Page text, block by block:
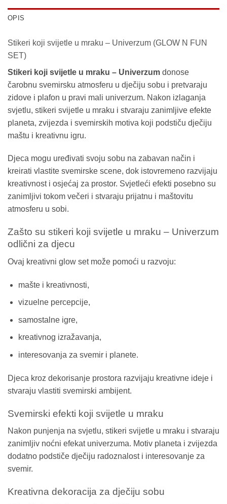
OPIS
Stikeri koji svijetle u mraku – Univerzum (GLOW N FUN
SET)
Stikeri koji svijetle u mraku – Univerzum donose
čarobnu svemirsku atmosferu u dječiju sobu i pretvaraju
zidove i plafon u pravi mali univerzum. Nakon izlaganja
svjetlu, stikeri svijetle u mraku i stvaraju zanimljive efekte
planeta, zvijezda i svemirskih motiva koji podstiču dječiju
maštu i kreativnu igru.
Djeca mogu uređivati svoju sobu na zabavan način i
kreirati vlastite svemirske scene, dok istovremeno razvijaju
kreativnost i osjećaj za prostor. Svjetleći efekti posebno su
zanimljivi tokom večeri i stvaraju prijatnu i maštovitu
atmosferu u sobi.
Zašto su stikeri koji svijetle u mraku – Univerzum
odlični za djecu
Ovaj kreativni glow set može pomoći u razvoju:
mašte i kreativnosti,
vizuelne percepcije,
samostalne igre,
kreativnog izražavanja,
interesovanja za svemir i planete.
Djeca kroz dekorisanje prostora razvijaju kreativne ideje i
stvaraju vlastiti svemirski ambijent.
Svemirski efekti koji svijetle u mraku
Nakon punjenja na svjetlu, stikeri svijetle u mraku i stvaraju
zanimljiv noćni efekat univerzuma. Motiv planeta i zvijezda
dodatno podstiče dječiju radoznalost i interesovanje za
svemir.
Kreativna dekoracija za dječiju sobu